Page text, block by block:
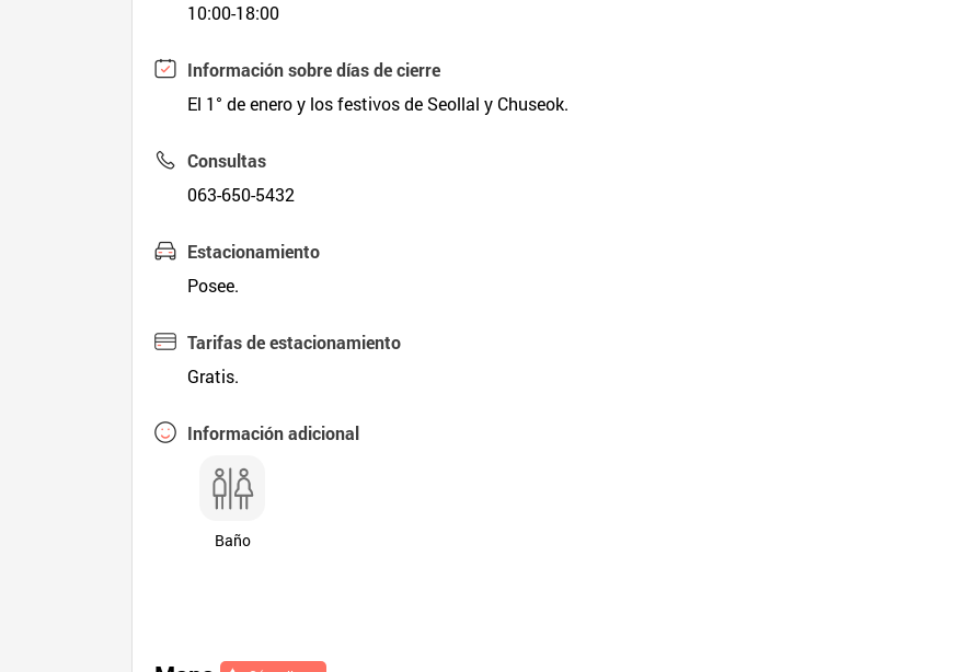
10:00-18:00
Información sobre días de cierre
El 1° de enero y los festivos de Seollal y Chuseok.
Consultas
063-650-5432
Estacionamiento
Posee.
Tarifas de estacionamiento
Gratis.
Información adicional
Baño